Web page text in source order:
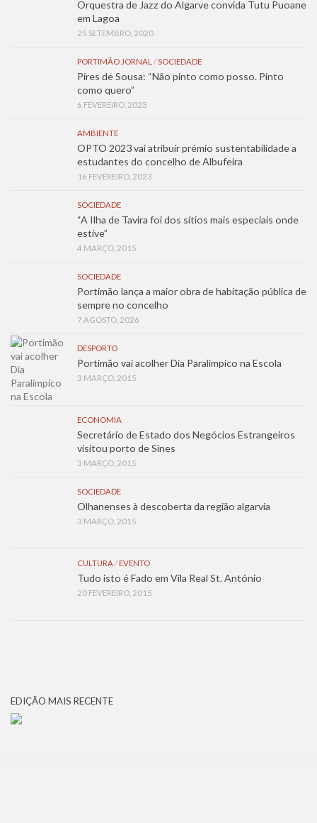
Orquestra de Jazz do Algarve convida Tutu Puoane
em Lagoa
25 SETEMBRO, 2020
PORTIMÃO JORNAL /SOCIEDADE
Pires de Sousa: “Não pinto como posso. Pinto
como quero”
6 FEVEREIRO, 2023
AMBIENTE
OPTO 2023 vai atribuir prémio sustentabilidade a
estudantes do concelho de Albufeira
16 FEVEREIRO, 2023
SOCIEDADE
“A Ilha de Tavira foi dos sítios mais especiais onde
estive”
4 MARÇO, 2015
SOCIEDADE
Portimão lança a maior obra de habitação pública de
sempre no concelho
7 AGOSTO, 2026
DESPORTO
Portimão vai acolher Dia Paralímpico na Escola
3 MARÇO, 2015
ECONOMIA
Secretário de Estado dos Negócios Estrangeiros
visitou porto de Sines
3 MARÇO, 2015
SOCIEDADE
Olhanenses à descoberta da região algarvia
3 MARÇO, 2015
CULTURA/ EVENTO
Tudo isto é Fado em Vila Real St. António
20 FEVEREIRO, 2015
EDIÇÃO MAIS RECENTE